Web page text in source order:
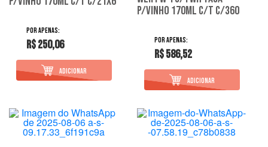
R$ 250,06
P/Vinho 170Ml C/T C/360
R$ 586,52